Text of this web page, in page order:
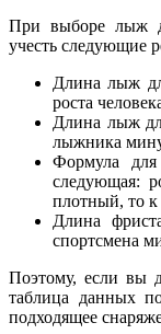
При выборе лыж
учесть следующие
Длина лыж
роста
Длина лыж
лыжника
Формула
следующая:
плотный, то к
Длина
спортсмена
Поэтому, если вы
таблица данных
подходящее